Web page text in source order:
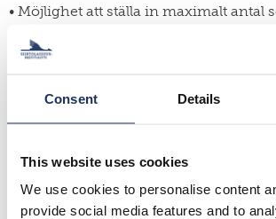
Consent Details
This website uses cookies
We use cookies to personalise content
provide social media features and to
en
donation
arbeta
• Möjlighet att ställa in maximalt antal
Reparationer:
för visning
• Fixade ett grammatikfel på sidan för
lösenord